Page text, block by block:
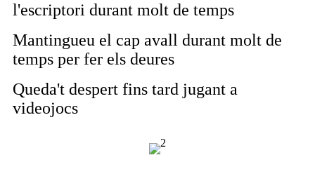
l'escriptori durant molt de temps
Mantingueu el cap avall durant molt de
temps per fer els deures
Queda't despert fins tard jugant a
videojocs